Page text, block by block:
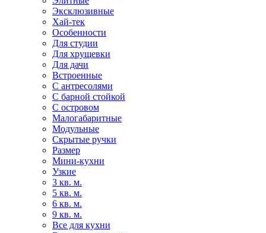
Эксклюзивные
Хай-тек
Особенности
Для студии
Для хрущевки
Для дачи
Встроенные
С антресолями
С барной стойкой
С островом
Малогабаритные
Модульные
Скрытые ручки
Размер
Мини-кухни
Узкие
3 кв. м.
5 кв. м.
6 кв. м.
9 кв. м.
Все для кухни